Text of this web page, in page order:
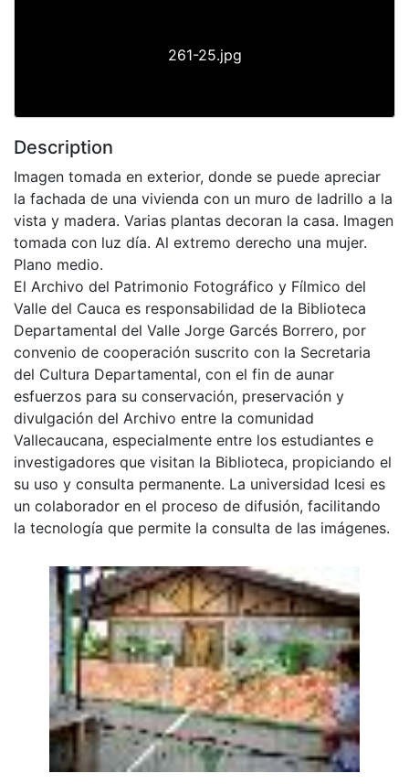
261-25.jpg
Description
Imagen tomada en exterior, donde se puede apreciar
la fachada de una vivienda con un muro de ladrillo a la
vista y madera. Varias plantas decoran la casa. Imagen
tomada con luz día. Al extremo derecho una mujer.
Plano medio.
El Archivo del Patrimonio Fotográfico y Fílmico del
Valle del Cauca es responsabilidad de la Biblioteca
Departamental del Valle Jorge Garcés Borrero, por
convenio de cooperación suscrito con la Secretaria
del Cultura Departamental, con el fin de aunar
esfuerzos para su conservación, preservación y
divulgación del Archivo entre la comunidad
Vallecaucana, especialmente entre los estudiantes e
investigadores que visitan la Biblioteca, propiciando el
su uso y consulta permanente. La universidad Icesi es
un colaborador en el proceso de difusión, facilitando
la tecnología que permite la consulta de las imágenes.